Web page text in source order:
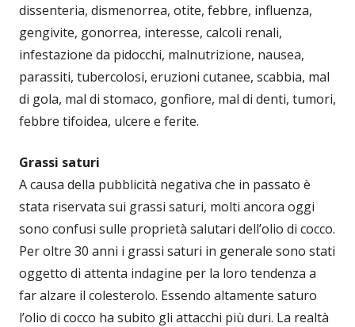
dissenteria, dismenorrea, otite, febbre, influenza,
gengivite, gonorrea, interesse, calcoli renali,
infestazione da pidocchi, malnutrizione, nausea,
parassiti, tubercolosi, eruzioni cutanee, scabbia, mal
di gola, mal di stomaco, gonfiore, mal di denti, tumori,
febbre tifoidea, ulcere e ferite.
Grassi saturi
A causa della pubblicità negativa che in passato è
stata riservata sui grassi saturi, molti ancora oggi
sono confusi sulle proprietà salutari dell’olio di cocco.
Per oltre 30 anni i grassi saturi in generale sono stati
oggetto di attenta indagine per la loro tendenza a
far alzare il colesterolo. Essendo altamente saturo
l’olio di cocco ha subito gli attacchi più duri. La realtà